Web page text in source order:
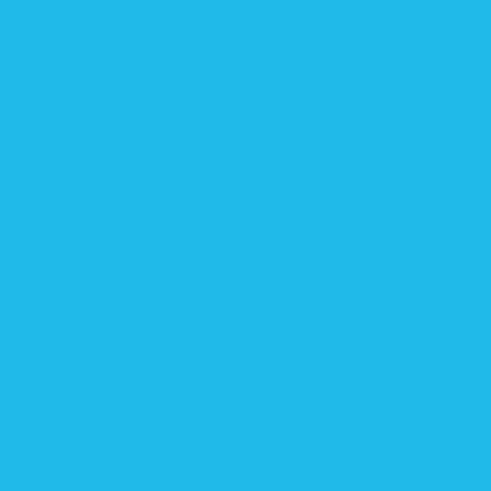
eine
von
Daten
des
statt.
des
Form